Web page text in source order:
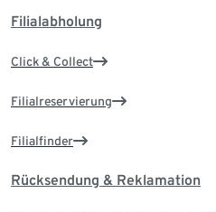
Filialabholung
Click & Collect
Filialreservierung
Filialfinder
Rücksendung & Reklamation